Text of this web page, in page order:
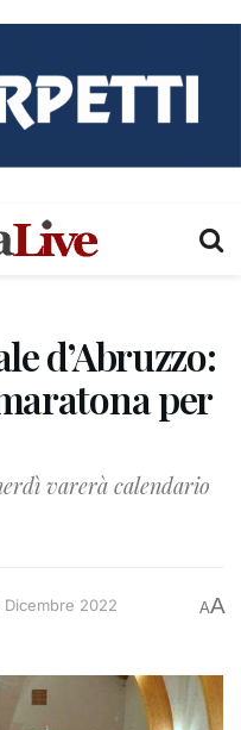
d’Abruzzo:
per
varerà calendario
Dicembre 2022 AA